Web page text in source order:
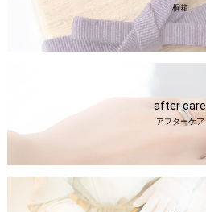
桐箱
after care
アフターケア